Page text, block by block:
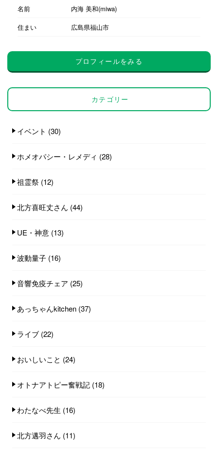
名前
内海 美和(miwa)
住まい
広島県福山市
プロフィールをみる
カテゴリー
イベント (30)
ホメオパシー・レメディ (28)
祖霊祭 (12)
北方喜旺丈さん (44)
UE・神意 (13)
波動量子 (16)
音響免疫チェア (25)
あっちゃんkitchen (37)
ライブ (22)
おいしいこと (24)
オトナアトピー奮戦記 (18)
わたなべ先生 (16)
北方邁羽さん (11)